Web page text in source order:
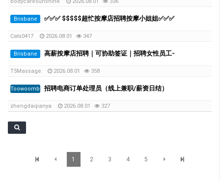
Brisbane ✅✅✅ $$$$$超忙按摩店招聘按摩小姐姐✅✅✅
Cats0417 2026.08.01 347
Brisbane 高薪按摩店招聘｜可协助签证｜招聘女性员工-
T5Massage 2026.08.01 358
Toowoomba 招聘电商订单处理员（线上兼职/薪资日结）
zhengdaqianya 2026.08.01 327
1 2 3 4 5